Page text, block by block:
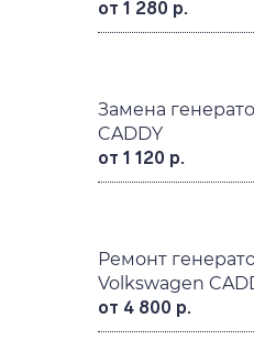
от 1 280 р.
Замена
CADDY
от 1 120 р.
Ремонт
Volkswagen
от 4 800 р.